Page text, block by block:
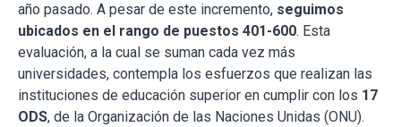
año pasado. A pesar de este incremento, seguimos
ubicados en el rango de puestos 401-600. Esta
evaluación, a la cual se suman cada vez más
universidades, contempla los esfuerzos que realizan las
instituciones de educación superior en cumplir con los 17
ODS, de la Organización de las Naciones Unidas (ONU).